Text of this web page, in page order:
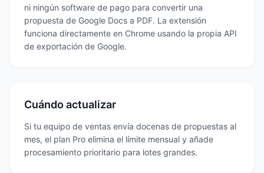
ni ningún software de pago para convertir una
propuesta de Google Docs a PDF. La extensión
funciona directamente en Chrome usando la propia API
de exportación de Google.
Cuándo actualizar
Si tu equipo de ventas envía docenas de propuestas al
mes, el plan Pro elimina el límite mensual y añade
procesamiento prioritario para lotes grandes.